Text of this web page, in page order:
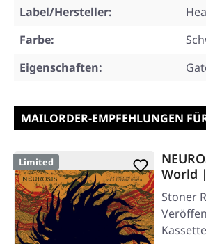
Label/Hersteller:
Farbe:
Eigenschaften:
MAILORDER-EMPFEHLUNGEN
Limited
World
Stoner